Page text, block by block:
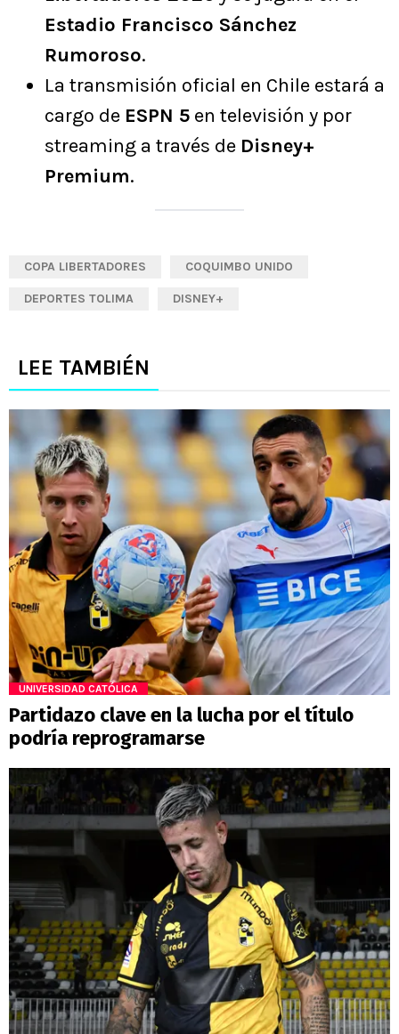
Estadio Francisco Sánchez
Rumoroso.
La transmisión oficial en Chile estará a
cargo de ESPN 5 en televisión y por
streaming a través de Disney+
Premium.
COPA LIBERTADORES COQUIMBO UNIDO
DEPORTES TOLIMA DISNEY+
LEE TAMBIÉN
UNIVERSIDAD CATÓLICA
Partidazo clave en la lucha por el título
podría reprogramarse